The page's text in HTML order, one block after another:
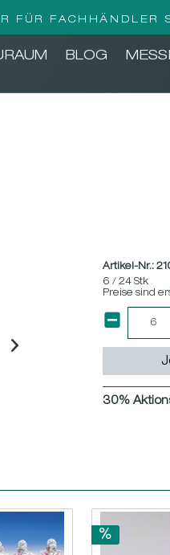
FÜR FACHHÄNDLER
BLOG
Artikel-Nr.:
6 / 24 Stk
Preise sind
30%